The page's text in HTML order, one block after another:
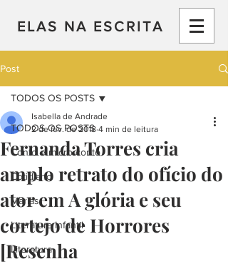
ELAS NA ESCRITA
Post
TODOS OS POSTS
Conto e micro-conto
Cotidiano
Marias
Literatura Infantil
Literatura
TODOS OS POSTS
Fernanda Torres cria
amplo retrato do ofício do
ator em A glória e seu
cortejo de Horrores
[Resenha
Isabella de Andrade
2 de fev. de 2018 4 min de leitura